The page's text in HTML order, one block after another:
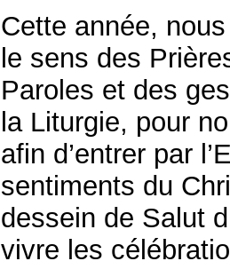
Cette année,
le sens des
Paroles et des
la Liturgie, pour
afin d’entrer par
sentiments du
dessein de Salut
vivre les